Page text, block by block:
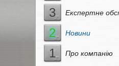
Експертне
3
Новини
2
Про компанію
1